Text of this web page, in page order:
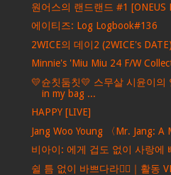
원어스의 랜드랜드 #1 [ONEUS
에이티즈: Log Logbook#136
2WICE의 데이2 (2WICE's
Minnie's 'Miu Miu 24 F/W
💛슌칫둠칫💛 스무살 시윤이
in my bag ...
HAPPY [LIVE]
Jang Woo Young 〈Mr. Jang: A
비아이: 에게 겁도 없이 사랑에
쉴 틈 없이 바쁘다라🏃‍♀｜활동